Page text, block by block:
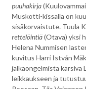
puuhakirja
Muskotti-kissalla on
sisäkorvaistute. Tuula
rettelöintiä(Otava) yksi
Helena Nummisen
kuvitus Harri István
jalkaongelmista kärsivä
leikkaukseen ja